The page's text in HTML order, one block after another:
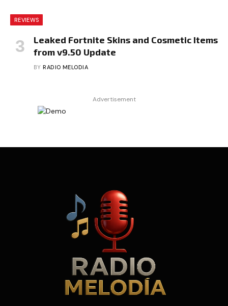
REVIEWS
Leaked Fortnite Skins and Cosmetic Items
from v9.50 Update
BY RADIO MELODIA
Advertisement